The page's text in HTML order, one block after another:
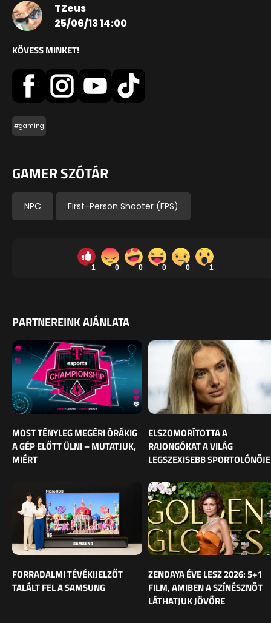
TZeus
25/06/13 14:00
KÖVESS MINKET!
#gaming
GAMER SZÓTÁR
NPC First-Person Shooter (FPS)
1 0 0 0 0 1
PARTNEREINK AJÁNLATA
MOST TÉNYLEG MEGÉRI ÓRÁKIG
A GÉP ELŐTT ÜLNI – MUTATJUK,
MIÉRT
ELSZOMORÍTOTTA A
RAJONGÓKAT A VILÁG
LEGSZEXISEBB SPORTOLÓNŐJE
FORRADALMI TÉVÉKIJELZŐT
TALÁLT FEL A SAMSUNG
ZENDAYA ÉVE LESZ 2026: 5+1
FILM, AMIBEN A SZÍNÉSZNŐT
LÁTHATJUK JÖVŐRE